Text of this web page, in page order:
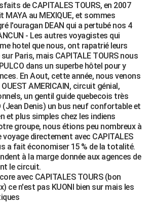
de CAPITALES TOURS, en 2007
au MEXIQUE, et sommes
l'ouragan DEAN qui a pertubé nos 4
- Les autres voyagistes qui
hotel que nous, ont rapatrié leurs
Paris, mais CAPITALE TOURS nous
dans un superbe hôtel pour y
En Aout, cette année, nous venons
OUEST AMERICAIN, circuit génial,
un gentil guide quebecois très
(Jean Denis) un bus neuf confortable et
et plus simples chez les indiens
groupe, nous étions peu nombreux à
directement avec CAPITALES
a fait économiser 15 % de la totalité.
à la marge donnée aux agences de
le circuit.
avec CAPITALES TOURS (bon
ce n'est pas KUONI bien sur mais les